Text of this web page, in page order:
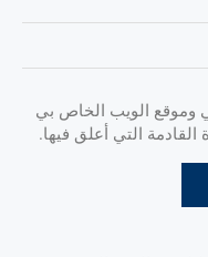
وموقع الويب الخاص بي
التي أعلق فيها.